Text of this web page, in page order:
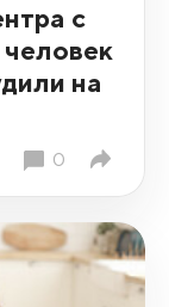
с
на
0